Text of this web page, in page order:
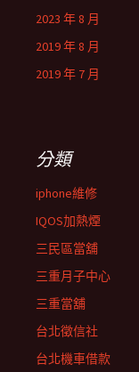
2023 年 8 月
2019 年 8 月
2019 年 7 月
分類
iphone維修
IQOS加熱煙
三民區當舖
三重月子中心
三重當舖
台北徵信社
台北機車借款